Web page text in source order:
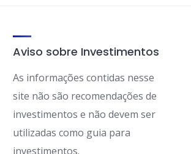
Aviso sobre Investimentos
As informações contidas nesse
site não são recomendações de
investimentos e não devem ser
utilizadas como guia para
investimentos.